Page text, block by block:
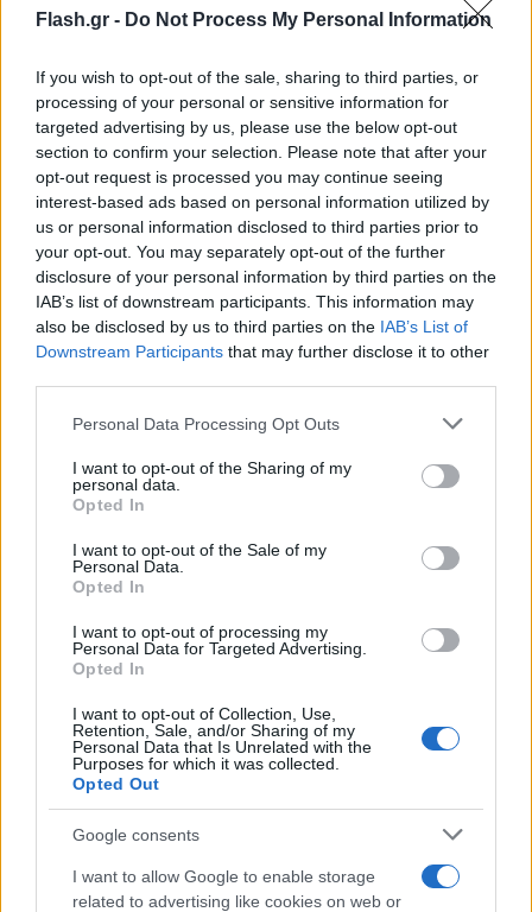
Flash.gr - Do Not Process My Personal Information
If you wish to opt-out of the sale, sharing to third parties, or
processing of your personal or sensitive information for
targeted advertising by us, please use the below opt-out
section to confirm your selection. Please note that after your
opt-out request is processed you may continue seeing
interest-based ads based on personal information utilized by
us or personal information disclosed to third parties prior to
your opt-out. You may separately opt-out of the further
disclosure of your personal information by third parties on the
IAB’s list of downstream participants. This information may
also be disclosed by us to third parties on the IAB’s List of
Downstream Participants that may further disclose it to other
Please note that this website/app uses one or more Google
not limited to your visit or usage behaviour. You may click to
grant or deny consent to Google and its third-party tags to
use your data for below specified purposes in below Google
consent section.
Personal Data Processing Opt Outs
I want to opt-out of the Sharing of my
personal data.
Opted In
I want to opt-out of the Sale of my
Personal Data.
Opted In
I want to opt-out of processing my
Personal Data for Targeted Advertising.
Opted In
I want to opt-out of Collection, Use,
Retention, Sale, and/or Sharing of my
Personal Data that Is Unrelated with the
Purposes for which it was collected.
Opted Out
Google consents
I want to allow Google to enable storage
related to advertising like cookies on web or
— Aurora Intel (@AuroraIntel)October 7, 2023
Ο στρατός τόνισε ότι προειδοποίησε τους
κατοίκους πριν από τα πλήγματα και «τους ζήτησε
να εκκενώσουν την περιοχή».